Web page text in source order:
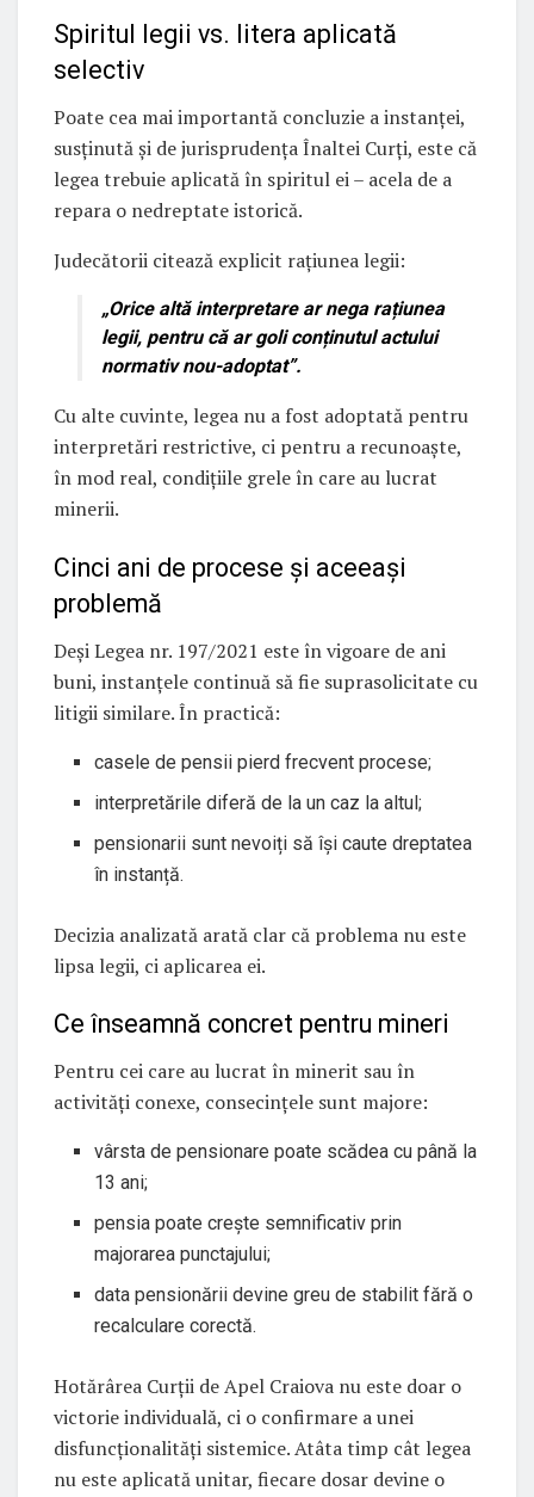
Spiritul legii vs. litera aplicată
selectiv
Poate cea mai importantă concluzie a instanței,
susținută și de jurisprudența Înaltei Curți, este că
legea trebuie aplicată în spiritul ei – acela de a
repara o nedreptate istorică.
Judecătorii citează explicit rațiunea legii:
„Orice altă interpretare ar nega rațiunea
legii, pentru că ar goli conținutul actului
normativ nou-adoptat”.
Cu alte cuvinte, legea nu a fost adoptată pentru
interpretări restrictive, ci pentru a recunoaște,
în mod real, condițiile grele în care au lucrat
minerii.
Cinci ani de procese și aceeași
problemă
Deși Legea nr. 197/2021 este în vigoare de ani
buni, instanțele continuă să fie suprasolicitate cu
litigii similare. În practică:
casele de pensii pierd frecvent procese;
interpretările diferă de la un caz la altul;
pensionarii sunt nevoiți să își caute dreptatea
în instanță.
Decizia analizată arată clar că problema nu este
lipsa legii, ci aplicarea ei.
Ce înseamnă concret pentru mineri
Pentru cei care au lucrat în minerit sau în
activități conexe, consecințele sunt majore:
vârsta de pensionare poate scădea cu până la
13 ani;
pensia poate crește semnificativ prin
majorarea punctajului;
data pensionării devine greu de stabilit fără o
recalculare corectă.
Hotărârea Curții de Apel Craiova nu este doar o
victorie individuală, ci o confirmare a unei
disfuncționalități sistemice. Atâta timp cât legea
nu este aplicată unitar, fiecare dosar devine o